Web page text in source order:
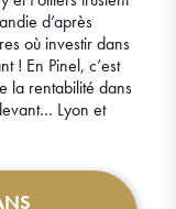
d’après
où investir dans
! En Pinel, c’est
la rentabilité dans
Lyon et